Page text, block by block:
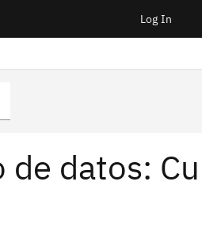
Log In
de datos: